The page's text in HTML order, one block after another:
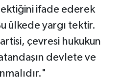
ifade ederek
ülkede yargı tektir.
çevresi hukukun
devlete ve